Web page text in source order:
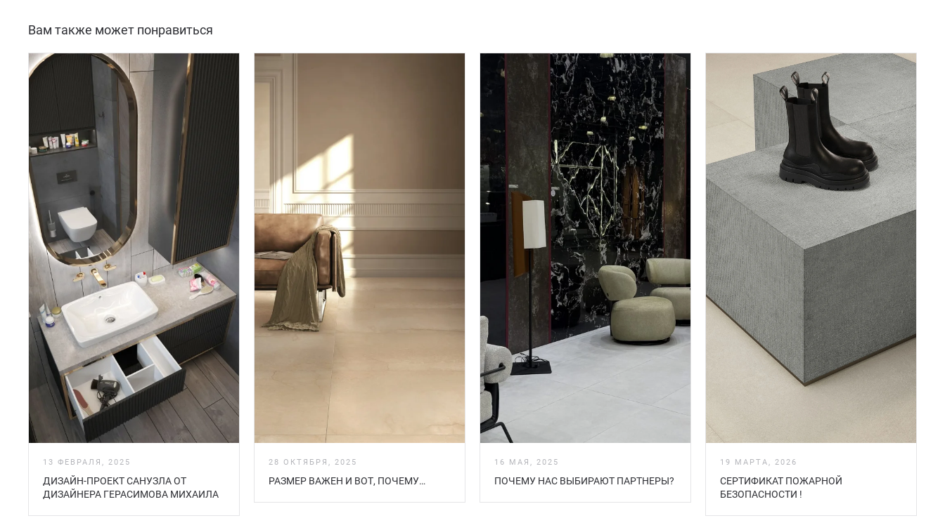
Вам также может понравиться
13 ФЕВРАЛЯ, 2025
ДИЗАЙН-ПРОЕКТ САНУЗЛА ОТ
ДИЗАЙНЕРА ГЕРАСИМОВА МИХАИЛА
28 ОКТЯБРЯ, 2025
РАЗМЕР ВАЖЕН И ВОТ, ПОЧЕМУ…
16 МАЯ, 2025
ПОЧЕМУ НАС ВЫБИРАЮТ ПАРТНЕРЫ?
19 МАРТА, 2026
СЕРТИФИКАТ ПОЖАРНОЙ
БЕЗOПАСНОСТИ !